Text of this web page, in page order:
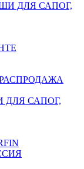
ДЛЯ САПОГ,
ДЛЯ САПОГ,